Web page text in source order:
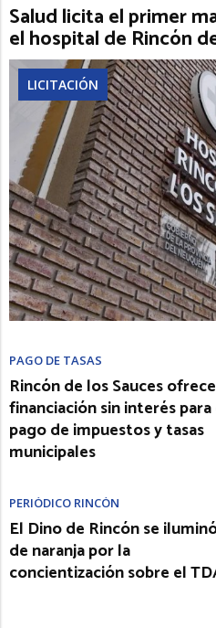
Salud licita el primer
el hospital de Rincón
LICITACIÓN
PAGO DE TASAS
Rincón de los Sauces ofrece
financiación sin interés para
pago de impuestos y tasas
municipales
PERIÓDICO RINCÓN
El Dino de Rincón se
de naranja por la
concientización sobre el